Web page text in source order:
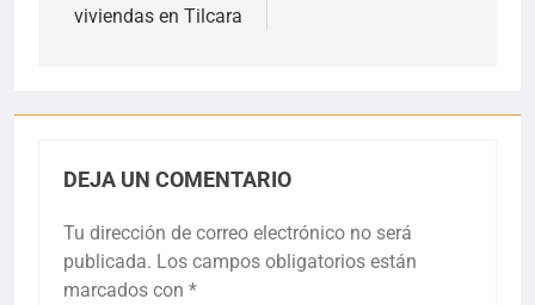
viviendas en Tilcara
DEJA UN COMENTARIO
Tu dirección de correo electrónico no será
publicada. Los campos obligatorios están
marcados con *